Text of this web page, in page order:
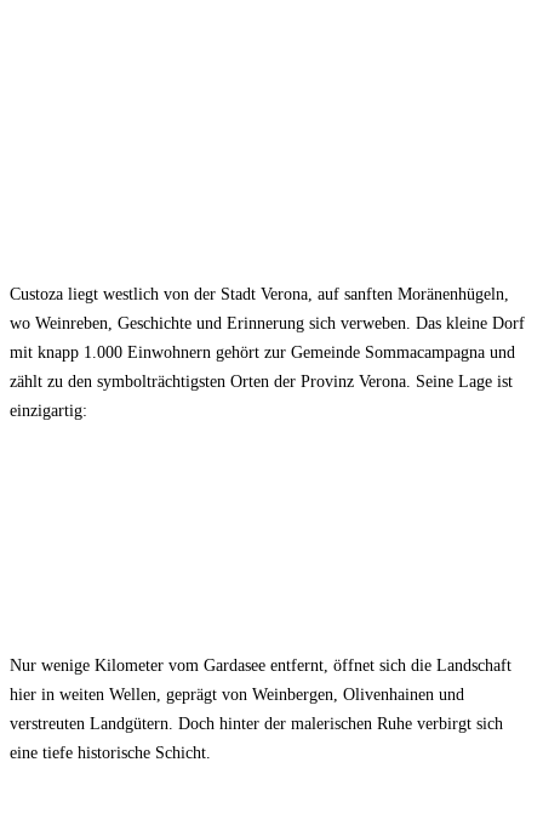
Custoza liegt westlich von der Stadt Verona, auf sanften Moränenhügeln,
wo Weinreben, Geschichte und Erinnerung sich verweben. Das kleine Dorf
mit knapp 1.000 Einwohnern gehört zur Gemeinde Sommacampagna und
zählt zu den symbolträchtigsten Orten der Provinz Verona. Seine Lage ist
einzigartig:
Nur wenige Kilometer vom Gardasee entfernt, öffnet sich die Landschaft
hier in weiten Wellen, geprägt von Weinbergen, Olivenhainen und
verstreuten Landgütern. Doch hinter der malerischen Ruhe verbirgt sich
eine tiefe historische Schicht.